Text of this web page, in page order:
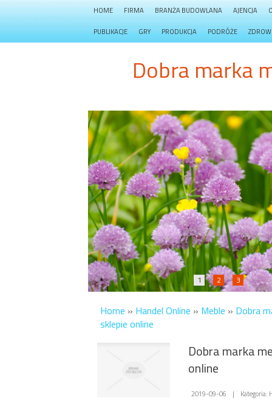
HOME FIRMA BRANŻA BUDOWLANA AJENCJA
PUBLIKACJE GRY PRODUKCJA PODRÓŻE
Dobra marka
1 2 3
Home » Handel Online » Meble » Dobra
sklepie online
Dobra marka
online
2019-09-06 |